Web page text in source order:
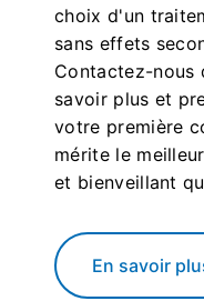
choix d'un
sans effets
Contactez-nous
savoir plus et
votre première
mérite le
et bienveillant
En savoir